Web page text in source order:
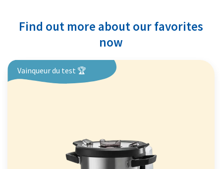
Find out more about our favorites
now
Vainqueur du test 🏆